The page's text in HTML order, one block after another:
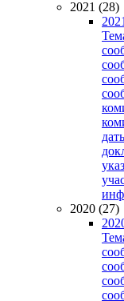
2021 (28)
2020 (27)